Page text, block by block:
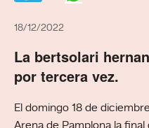
18/12/2022
La bertsolari
por tercera vez.
El domingo 18 de